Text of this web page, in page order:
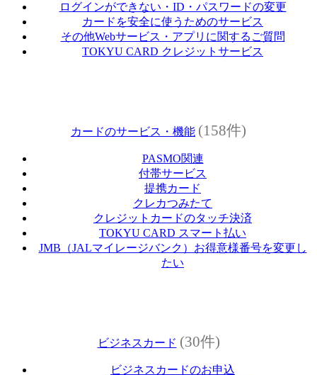
ログインができない・ID・パスワードの変更
カードを安全に使うためのサービス
その他Webサービス・アプリに関するご質問
TOKYU CARD クレジットサービス
カードのサービス・機能 (158件)
PASMO関連
付帯サービス
提携カード
クレカつみたて
クレジットカードのタッチ決済
TOKYU CARD スマート払い
JMB（JALマイレージバンク）お得意様番号を変更し
たい
ビジネスカード (30件)
ビジネスカードのお申込